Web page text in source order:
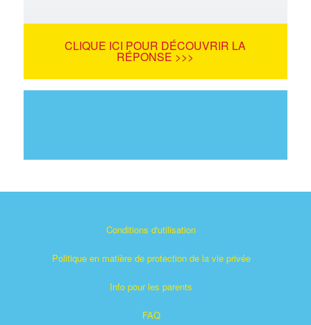
CLIQUE ICI POUR DÉCOUVRIR LA
RÉPONSE >>>
Conditions d'utilisation
Politique en matière de protection de la vie privée
Info pour les parents
FAQ